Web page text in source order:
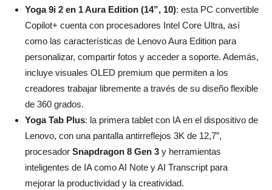
Yoga 9i 2 en 1 Aura Edition (14”, 10): esta PC convertible
Copilot+ cuenta con procesadores Intel Core Ultra, así
como las características de Lenovo Aura Edition para
personalizar, compartir fotos y acceder a soporte. Además,
incluye visuales OLED premium que permiten a los
creadores trabajar libremente a través de su diseño flexible
de 360 grados.
Yoga Tab Plus: la primera tablet con IA en el dispositivo de
Lenovo, con una pantalla antirreflejos 3K de 12,7”,
procesador Snapdragon 8 Gen 3 y herramientas
inteligentes de IA como AI Note y AI Transcript para
mejorar la productividad y la creatividad.